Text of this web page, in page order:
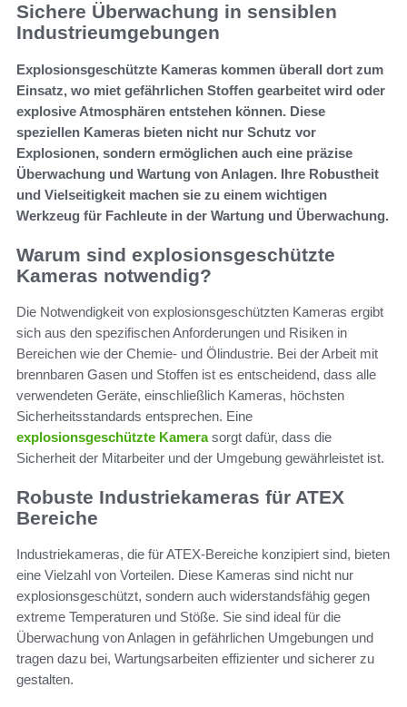
Sichere Überwachung in sensiblen
Industrieumgebungen
Explosionsgeschützte Kameras kommen überall dort zum
Einsatz, wo miet gefährlichen Stoffen gearbeitet wird oder
explosive Atmosphären entstehen können. Diese
speziellen Kameras bieten nicht nur Schutz vor
Explosionen, sondern ermöglichen auch eine präzise
Überwachung und Wartung von Anlagen. Ihre Robustheit
und Vielseitigkeit machen sie zu einem wichtigen
Werkzeug für Fachleute in der Wartung und Überwachung.
Warum sind explosionsgeschützte
Kameras notwendig?
Die Notwendigkeit von explosionsgeschützten Kameras ergibt
sich aus den spezifischen Anforderungen und Risiken in
Bereichen wie der Chemie- und Ölindustrie. Bei der Arbeit mit
brennbaren Gasen und Stoffen ist es entscheidend, dass alle
verwendeten Geräte, einschließlich Kameras, höchsten
Sicherheitsstandards entsprechen. Eine
explosionsgeschützte Kamera sorgt dafür, dass die
Sicherheit der Mitarbeiter und der Umgebung gewährleistet ist.
Robuste Industriekameras für ATEX
Bereiche
Industriekameras, die für ATEX-Bereiche konzipiert sind, bieten
eine Vielzahl von Vorteilen. Diese Kameras sind nicht nur
explosionsgeschützt, sondern auch widerstandsfähig gegen
extreme Temperaturen und Stöße. Sie sind ideal für die
Überwachung von Anlagen in gefährlichen Umgebungen und
tragen dazu bei, Wartungsarbeiten effizienter und sicherer zu
gestalten.